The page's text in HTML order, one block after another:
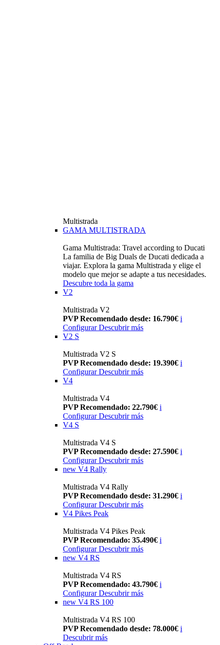
Multistrada
GAMA MULTISTRADA
Gama Multistrada: Travel according to Ducati
La familia de Big Duals de Ducati dedicada a
viajar. Explora la gama Multistrada y elige el
modelo que mejor se adapte a tus necesidades.
Descubre toda la gama
V2
Multistrada V2
PVP Recomendado desde: 16.790€ i
Configurar Descubrir más
V2 S
Multistrada V2 S
PVP Recomendado desde: 19.390€ i
Configurar Descubrir más
V4
Multistrada V4
PVP Recomendado: 22.790€ i
Configurar Descubrir más
V4 S
Multistrada V4 S
PVP Recomendado desde: 27.590€ i
Configurar Descubrir más
new V4 Rally
Multistrada V4 Rally
PVP Recomendado desde: 31.290€ i
Configurar Descubrir más
V4 Pikes Peak
Multistrada V4 Pikes Peak
PVP Recomendado: 35.490€ i
Configurar Descubrir más
new V4 RS
Multistrada V4 RS
PVP Recomendado: 43.790€ i
ConfigurarDescubrir más
new V4 RS 100
Multistrada V4 RS 100
PVP Recomendado desde: 78.000€ i
Descubrir más